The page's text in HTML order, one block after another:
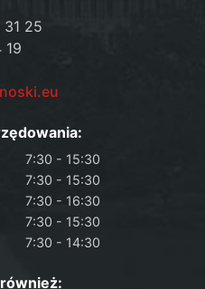
25
19
7:30 - 15:30
7:30 - 15:30
7:30 - 16:30
7:30 - 15:30
7:30 - 14:30